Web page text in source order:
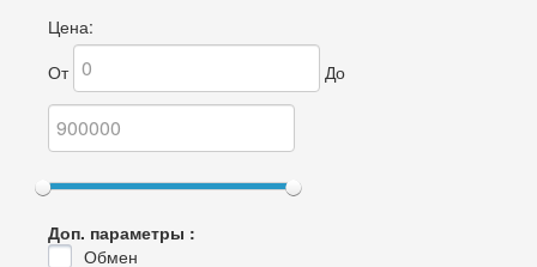
Цена:
От
До
Доп. параметры :
Обмен